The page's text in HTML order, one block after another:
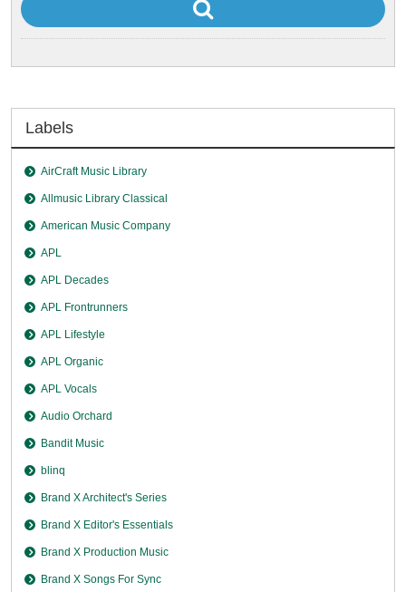
Labels
AirCraft Music Library
Allmusic Library Classical
American Music Company
APL
APL Decades
APL Frontrunners
APL Lifestyle
APL Organic
APL Vocals
Audio Orchard
Bandit Music
blinq
Brand X Architect's Series
Brand X Editor's Essentials
Brand X Production Music
Brand X Songs For Sync